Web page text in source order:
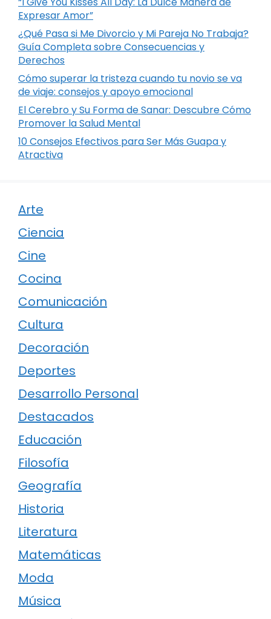
Expresar Amor”
¿Qué Pasa si Me Divorcio y Mi Pareja No Trabaja?
Guía Completa sobre Consecuencias y
Derechos
Cómo superar la tristeza cuando tu novio se va
de viaje: consejos y apoyo emocional
El Cerebro y Su Forma de Sanar: Descubre Cómo
Promover la Salud Mental
10 Consejos Efectivos para Ser Más Guapa y
Atractiva
Arte
Ciencia
Cine
Cocina
Comunicación
Cultura
Decoración
Deportes
Desarrollo Personal
Destacados
Educación
Filosofía
Geografía
Historia
Literatura
Matemáticas
Moda
Música